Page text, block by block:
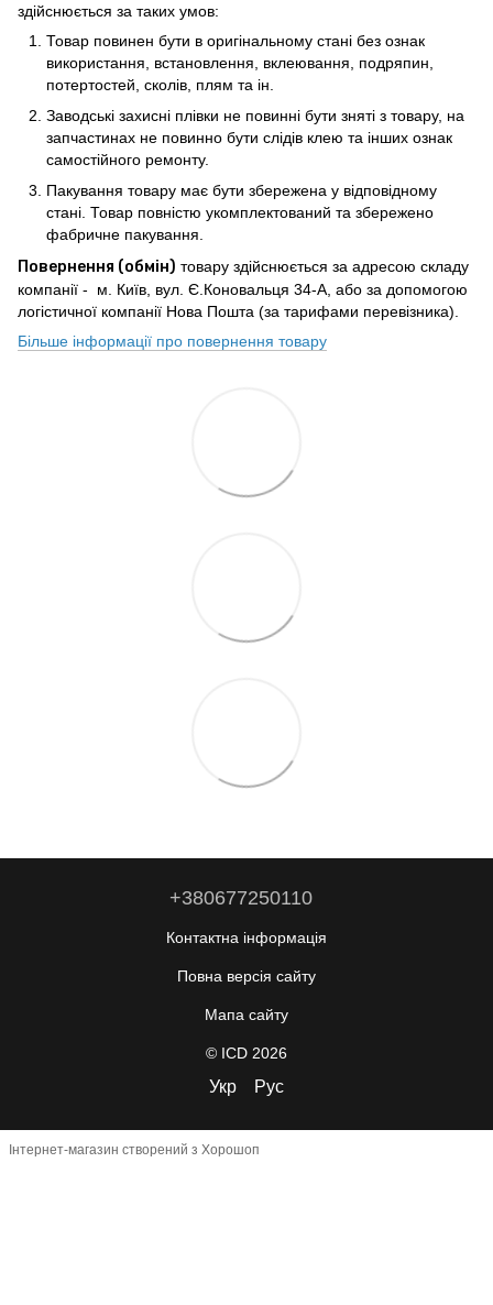
здійснюється за таких умов:
Товар повинен бути в оригінальному стані без ознак
використання, встановлення, вклеювання, подряпин,
потертостей, сколів, плям та ін.
Заводські захисні плівки не повинні бути зняті з товару, на
запчастинах не повинно бути слідів клею та інших ознак
самостійного ремонту.
Пакування товару має бути збережена у відповідному
стані. Товар повністю укомплектований та збережено
фабричне пакування.
Повернення (обмін) товару здійснюється за адресою складу
компанії - м. Київ, вул. Є.Коновальця 34-А, або за допомогою
логістичної компанії Нова Пошта (за тарифами перевізника).
Більше інформації про повернення товару
+380677250110
Контактна інформація
Повна версія сайту
Мапа сайту
© ICD 2026
Укр Рус
Інтернет-магазин створений з Хорошоп